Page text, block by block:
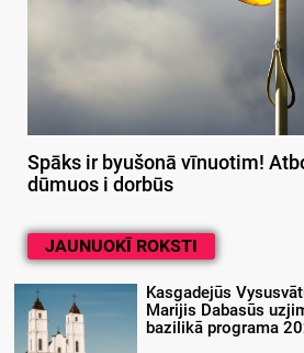
Spāks ir byušonā vīnuotim!
dūmuos i dorbūs
JAUNUOKĪ ROKSTI
Kasgadejūs
Marijis Dabasūs
bazilikā programa